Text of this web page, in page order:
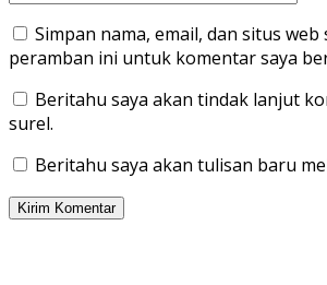
Simpan nama, email, dan situs web
peramban ini untuk komentar saya
Beritahu saya akan tindak lanjut
surel.
Beritahu saya akan tulisan baru